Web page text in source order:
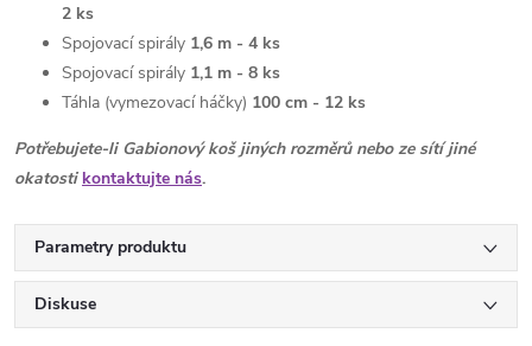
2 ks
Spojovací spirály 1,6 m - 4 ks
Spojovací spirály 1,1 m - 8 ks
Táhla (vymezovací háčky) 100 cm - 12 ks
Potřebujete-li Gabionový koš jiných rozměrů nebo ze sítí jiné
okatosti kontaktujte nás.
Parametry produktu
Diskuse